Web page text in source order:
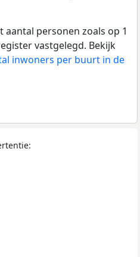
personen zoals op 1
vastgelegd. Bekijk
inwoners per buurt in de